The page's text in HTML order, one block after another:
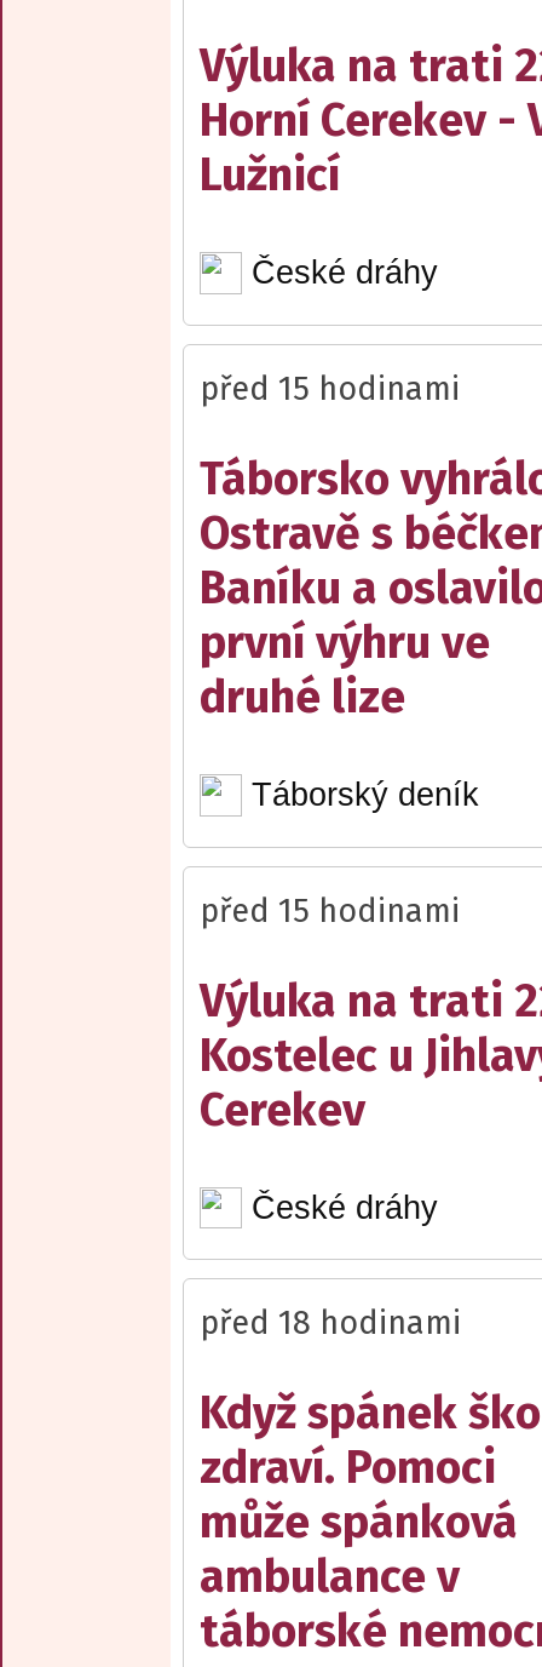
Výluka na trati
Horní Cerekev -
Lužnicí
České dráhy
před 15 hodinami
Táborsko
Ostravě s
Baníku a
první výhru ve
druhé lize
Táborský deník
před 15 hodinami
Výluka na trati
Kostelec u
Cerekev
České dráhy
před 18 hodinami
Když spánek
zdraví. Pomoci
může spánková
ambulance v
táborské